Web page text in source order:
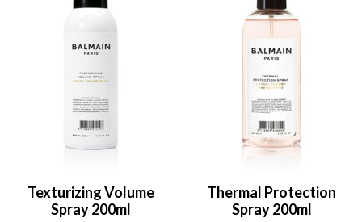
Texturizing Volume
Spray 200ml
Thermal Protection
Spray 200ml